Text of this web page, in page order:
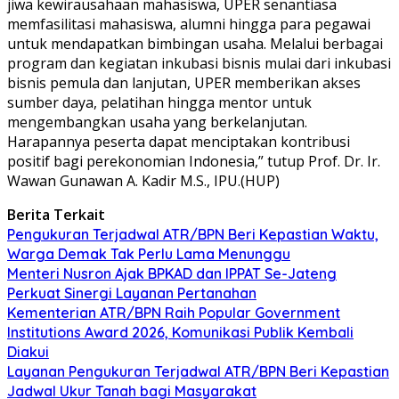
jiwa kewirausahaan mahasiswa, UPER senantiasa
memfasilitasi mahasiswa, alumni hingga para pegawai
untuk mendapatkan bimbingan usaha. Melalui berbagai
program dan kegiatan inkubasi bisnis mulai dari inkubasi
bisnis pemula dan lanjutan, UPER memberikan akses
sumber daya, pelatihan hingga mentor untuk
mengembangkan usaha yang berkelanjutan.
Harapannya peserta dapat menciptakan kontribusi
positif bagi perekonomian Indonesia,” tutup Prof. Dr. Ir.
Wawan Gunawan A. Kadir M.S., IPU.(HUP)
Berita Terkait
Pengukuran Terjadwal ATR/BPN Beri Kepastian Waktu,
Warga Demak Tak Perlu Lama Menunggu
Menteri Nusron Ajak BPKAD dan IPPAT Se-Jateng
Perkuat Sinergi Layanan Pertanahan
Kementerian ATR/BPN Raih Popular Government
Institutions Award 2026, Komunikasi Publik Kembali
Diakui
Layanan Pengukuran Terjadwal ATR/BPN Beri Kepastian
Jadwal Ukur Tanah bagi Masyarakat